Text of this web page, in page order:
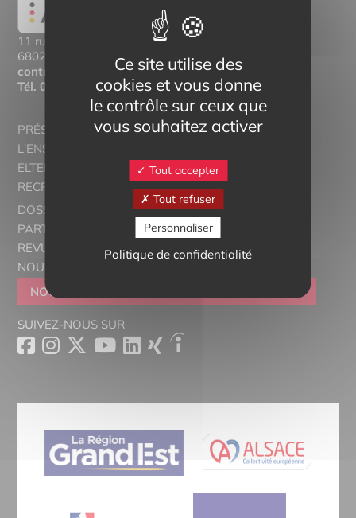
11 rue Mittlerweg,
68025 Colmar Cedex
contact@eltern-bilinguisme.org
Tél.03 89 20 46 74
PRÉSENTATION
L'ENSEIGNEMENT BILINGUE
ELTERN ALSACE - EUROSTAGES
RECRUTORRS
DOSSIERS THÉMATIQUES
PARTENAIRES
REVUE DE PRESSE
NOUS CONTACTER
NOUS REJOINDRE
DEVENIR SYMPATHISANT
SUIVEZ-NOUS SUR
Ce site utilise des
cookies et vous donne
le contrôle sur ceux que
vous souhaitez activer
Tout accepter
Tout refuser
Personnaliser
Politique de confidentialité